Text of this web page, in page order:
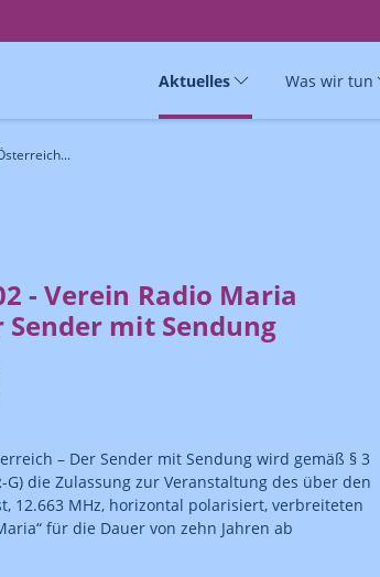
Aktuelles Was wir tun
- Verein Radio Maria
Sender mit Sendung
– Der Sender mit Sendung wird gemäß § 3
G) die Zulassung zur Veranstaltung des über den
12.663 MHz, horizontal polarisiert, verbreiteten
für die Dauer von zehn Jahren ab